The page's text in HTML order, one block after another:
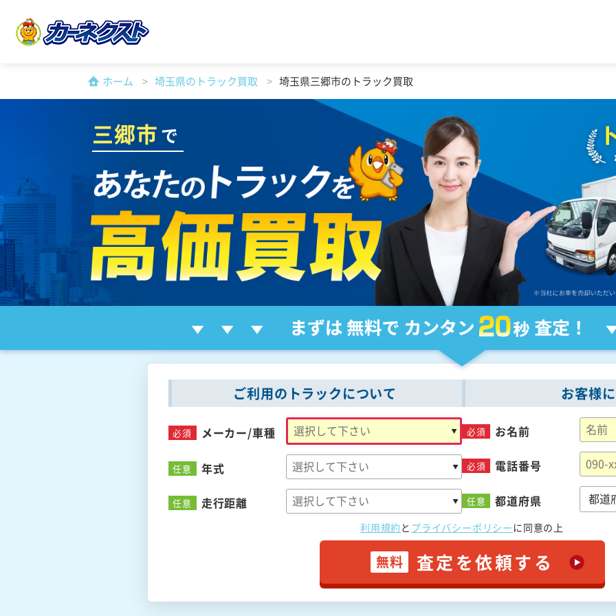
ホーム 埼玉県のトラック買取 埼玉県三郷市のトラック買取
三郷市で
ご利用のトラックについて
必須 メーカー/車種
任意 年式
任意 走行距離
お客様
必須 お名前
必須 電話番号
任意 都道府県
利用規約 と プライバシーポリシーに同意の上
無料 査定を依頼する